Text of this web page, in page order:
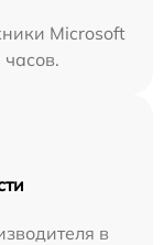
Microsoft
в